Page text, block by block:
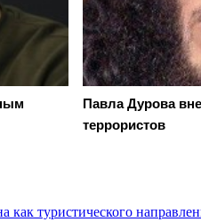
Павла Дурова
террористов
туристического